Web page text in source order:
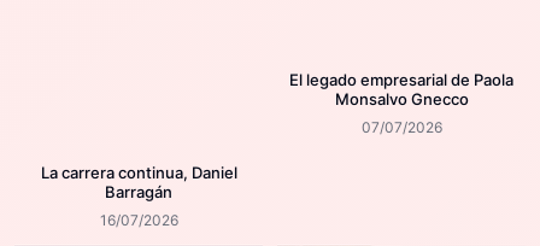
La carrera continua, Daniel
Barragán
16/07/2026
El legado empresarial de Paola
Monsalvo Gnecco
07/07/2026